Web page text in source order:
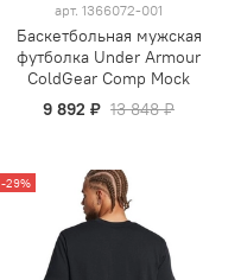
арт. 1366072-001
Баскетбольная мужская
футболка Under Armour
ColdGear Comp Mock
9 892 ₽ 13 848 ₽
-29%